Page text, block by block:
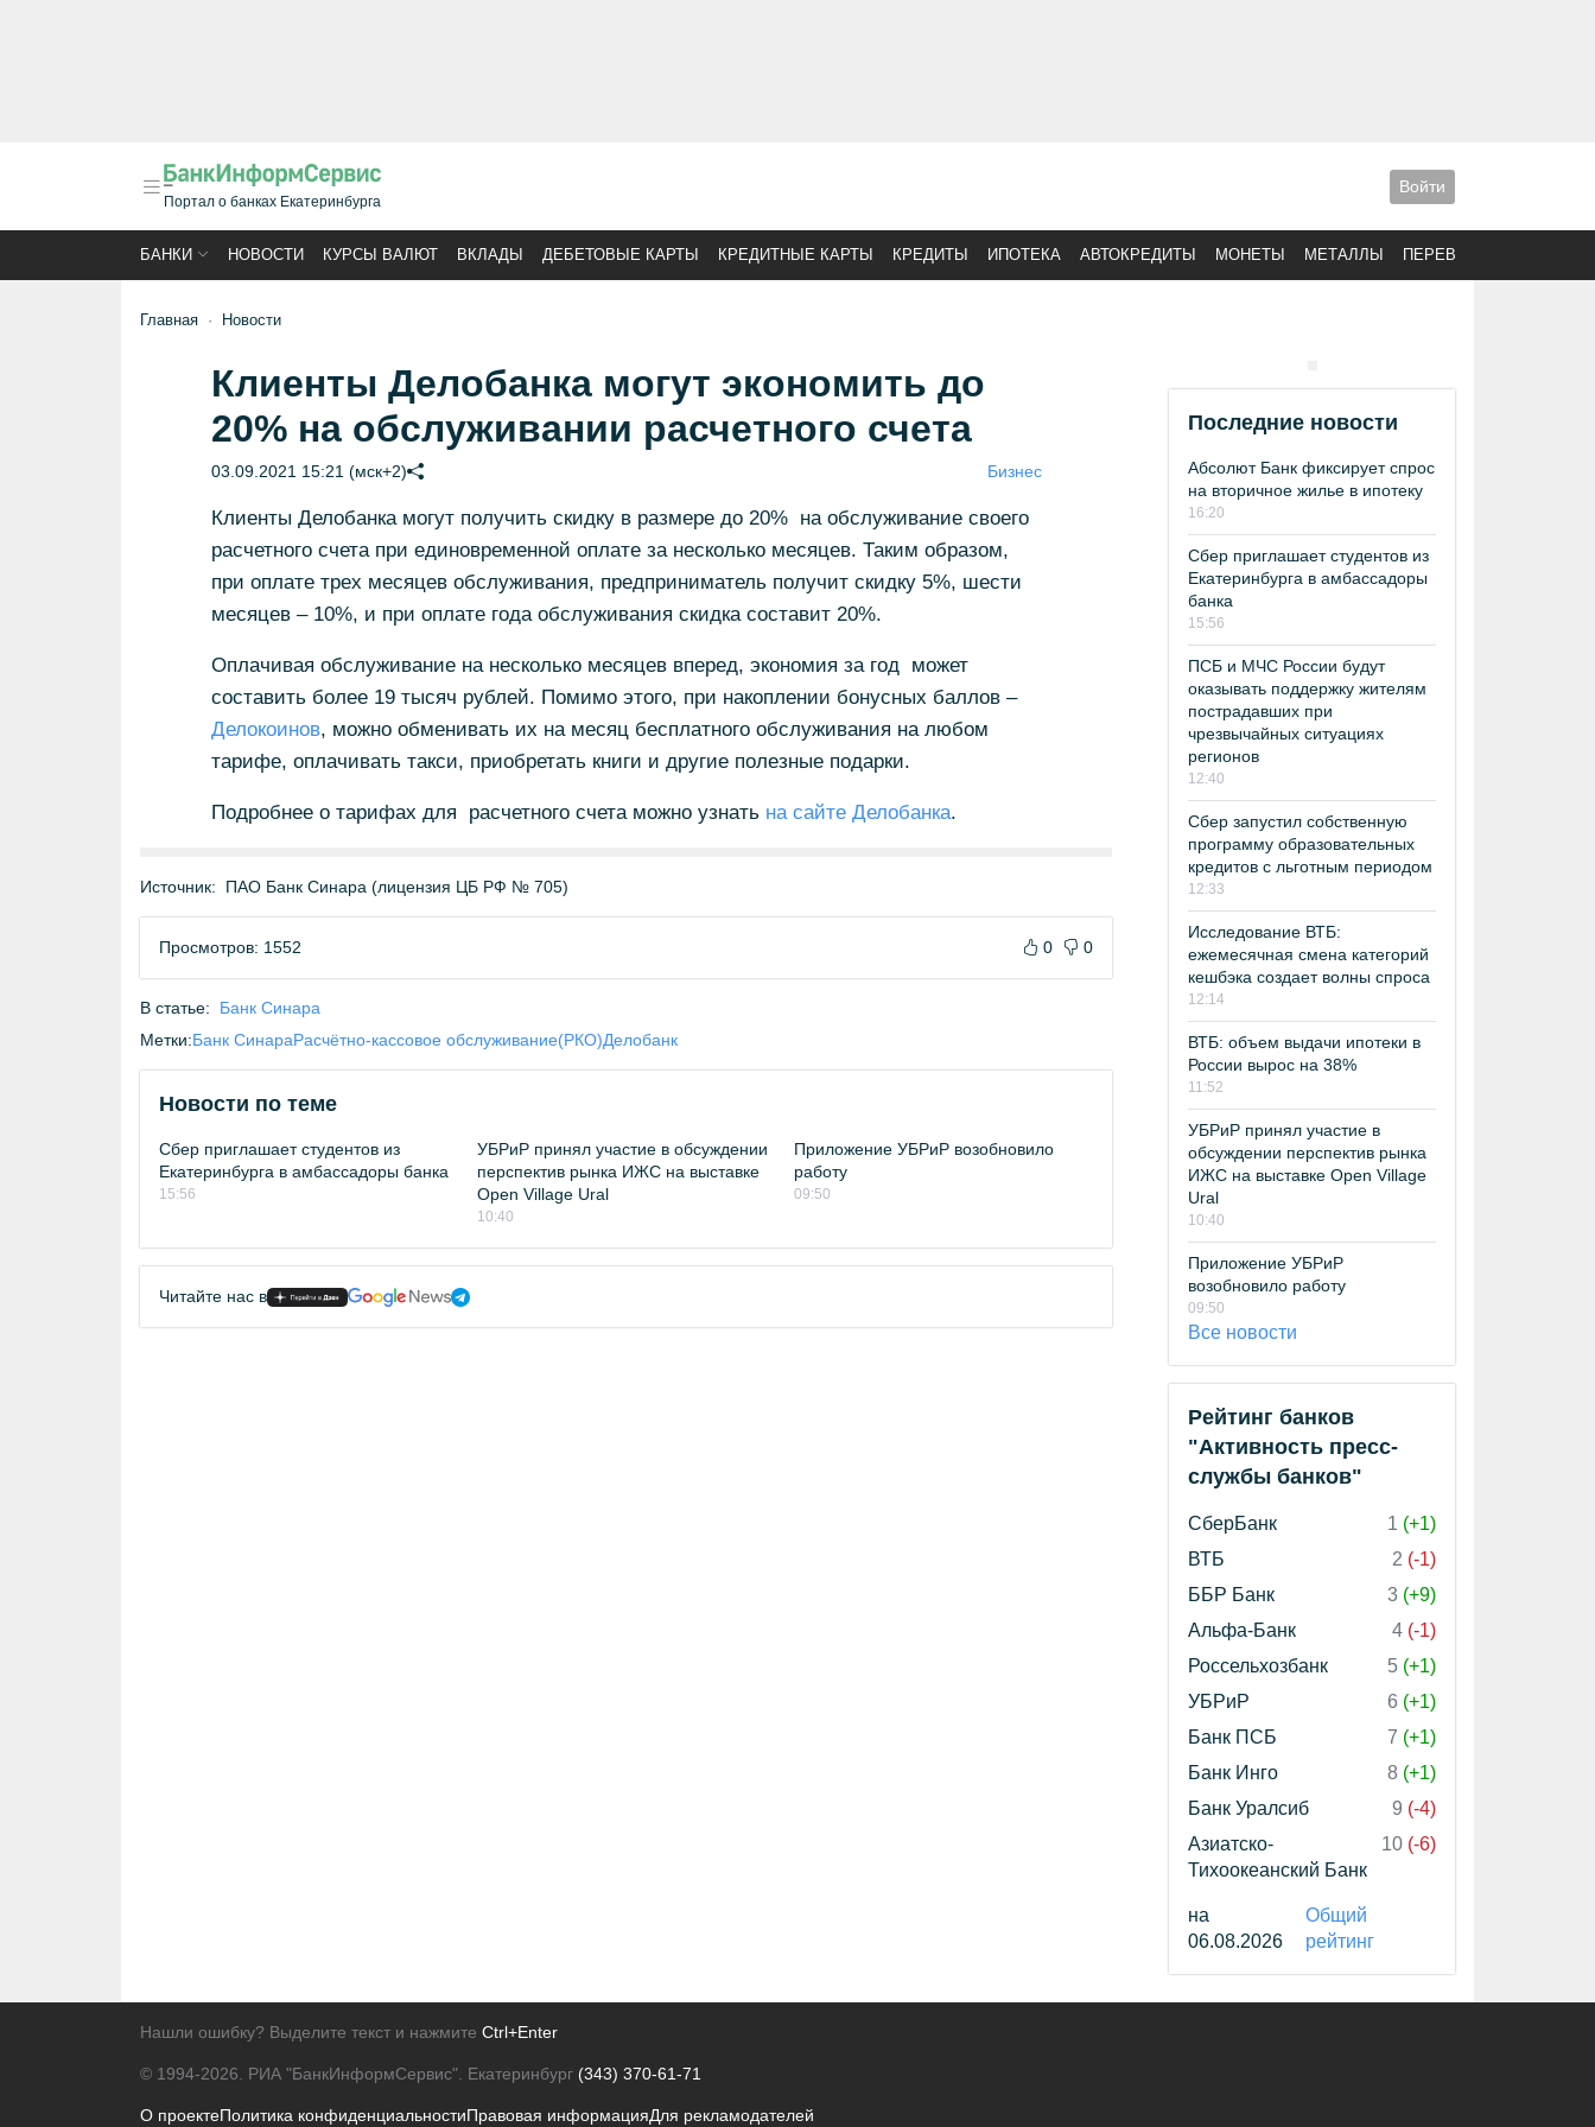
Портал о банках Екатеринбурга
Войти
БАНКИ НОВОСТИ КУРСЫ ВАЛЮТ ВКЛАДЫ ДЕБЕТОВЫЕ КАРТЫ КРЕДИТНЫЕ КАРТЫ КРЕДИТЫ ИПОТЕКА АВТОКРЕДИТЫ МОНЕТЫ МЕТАЛЛЫ ПЕРЕВОДЫ
Главная Новости
Клиенты Делобанка могут экономить до
20% на обслуживании расчетного счета
03.09.2021 15:21 (мск+2) Бизнес
Клиенты Делобанка могут получить скидку в размере до 20% на обслуживание своего
расчетного счета при единовременной оплате за несколько месяцев. Таким образом,
при оплате трех месяцев обслуживания, предприниматель получит скидку 5%, шести
месяцев – 10%, и при оплате года обслуживания скидка составит 20%.
Оплачивая обслуживание на несколько месяцев вперед, экономия за год может
составить более 19 тысяч рублей. Помимо этого, при накоплении бонусных баллов –
Делокоинов, можно обменивать их на месяц бесплатного обслуживания на любом
тарифе, оплачивать такси, приобретать книги и другие полезные подарки.
Подробнее о тарифах для расчетного счета можно узнать на сайте Делобанка.
Источник: ПАО Банк Синара (лицензия ЦБ РФ № 705)
Просмотров: 1552 0 0
В статье:
Банк Синара
Метки:Банк СинараРасчётно-кассовое обслуживание(РКО)Делобанк
Новости по теме
Сбер приглашает студентов из
Екатеринбурга в амбассадоры банка
15:56
УБРиР принял участие в обсуждении
перспектив рынка ИЖС на выставке
Open Village Ural
10:40
Приложение УБРиР возобновило
работу
09:50
Читайте нас в
Последние новости
Абсолют Банк фиксирует спрос
на вторичное жилье в ипотеку
16:20
Сбер приглашает студентов из
Екатеринбурга в амбассадоры
банка
15:56
ПСБ и МЧС России будут
оказывать поддержку жителям
пострадавших при
чрезвычайных ситуациях
регионов
12:40
Сбер запустил собственную
программу образовательных
кредитов с льготным периодом
12:33
Исследование ВТБ:
ежемесячная смена категорий
кешбэка создает волны спроса
12:14
ВТБ: объем выдачи ипотеки в
России вырос на 38%
11:52
УБРиР принял участие в
обсуждении перспектив рынка
ИЖС на выставке Open Village
Ural
10:40
Приложение УБРиР
возобновило работу
09:50
Все новости
Рейтинг банков
"Активность пресс-
службы банков"
СберБанк 1 (+1)
ВТБ
2 (-1)
ББР Банк
3 (+9)
Альфа-Банк
4 (-1)
Россельхозбанк
5 (+1)
УБРиР
6 (+1)
Банк ПСБ
7 (+1)
Банк Инго
8 (+1)
Банк Уралсиб
9 (-4)
Азиатско-
Тихоокеанский Банк
10 (-6)
на
06.08.2026
Общий
рейтинг
Нашли ошибку? Выделите текст и нажмите Ctrl+Enter
© 1994-2026. РИА "БанкИнформСервис". Екатеринбург (343) 370-61-71
О проектеПолитика конфиденциальностиПравовая информацияДля рекламодателей